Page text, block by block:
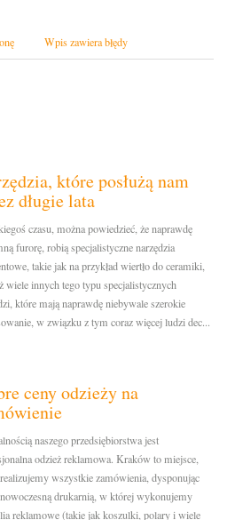
Wpis zawiera błędy
które posłużą nam
długie lata
czasu, można powiedzieć, że naprawdę
furorę, robią specjalistyczne narzędzia
takie jak na przykład wiertło do ceramiki,
wiele innych tego typu specjalistycznych
które mają naprawdę niebywale szerokie
w związku z tym coraz więcej ludzi dec...
ceny odzieży na
naszego przedsiębiorstwa jest
odzież reklamowa. Kraków to miejsce,
wszystkie zamówienia, dysponując
drukarnią, w której wykonujemy
reklamowe (takie jak koszulki, polary i wiele